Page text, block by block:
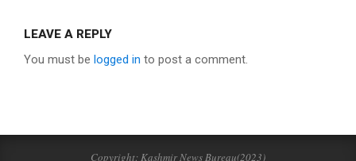
LEAVE A REPLY
You must be logged in to post a comment.
Copyright: Kashmir News Bureau(2023)